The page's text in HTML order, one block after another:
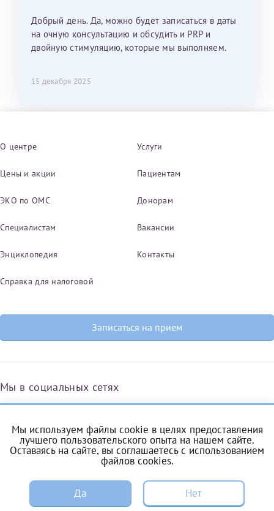
Добрый день. Да, можно будет записаться в даты
на очную консультацию и обсудить и PRP и
двойную стимуляцию, которые мы выполняем.
15 декабря 2025
О центре Услуги
Цены и акции Пациентам
ЭКО по ОМС Донорам
Специалистам Вакансии
Энциклопедия Контакты
Справка для налоговой
Записаться на прием
Мы в социальных сетях
Вконтакте ОдноклассникиЯндекс.Дзен Telegram Max
Комендантский проспект, 53/1A
Мы используем файлы cookie в целях предоставления
лучшего пользовательского опыта на нашем сайте.
Оставаясь на сайте, вы соглашаетесь с использованием
файлов cookies.
Да Нет
ЗАПИСЬ